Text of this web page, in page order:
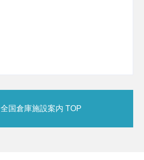
全国倉庫施設案内 TOP